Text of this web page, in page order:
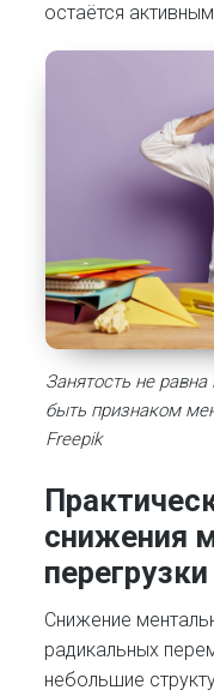
остаётся
Занятость не
быть признаком
Freepik
снижения
перегрузки
Снижение
радикальных
небольшие